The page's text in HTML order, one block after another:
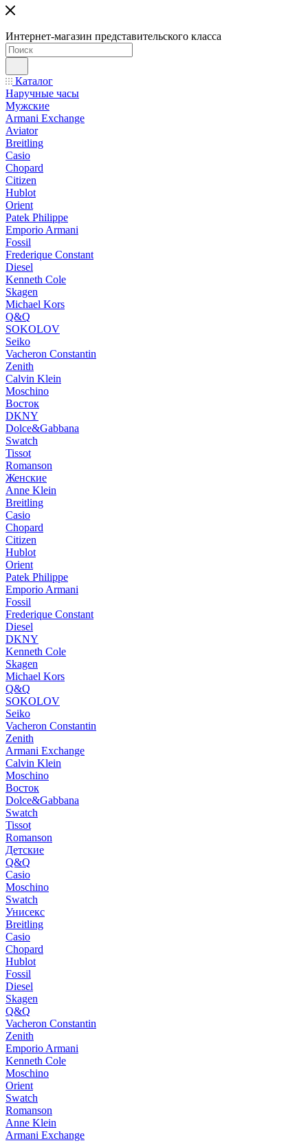
Интернет-магазин представительского класса
Каталог
Наручные часы
Мужские
Armani Exchange
Aviator
Breitling
Casio
Chopard
Citizen
Hublot
Orient
Patek Philippe
Emporio Armani
Fossil
Frederique Constant
Diesel
Kenneth Cole
Skagen
Michael Kors
Q&Q
SOKOLOV
Seiko
Vacheron Constantin
Zenith
Calvin Klein
Moschino
Восток
DKNY
Dolce&Gabbana
Swatch
Tissot
Romanson
Женские
Anne Klein
Breitling
Casio
Chopard
Citizen
Hublot
Orient
Patek Philippe
Emporio Armani
Fossil
Frederique Constant
Diesel
DKNY
Kenneth Cole
Skagen
Michael Kors
Q&Q
SOKOLOV
Seiko
Vacheron Constantin
Zenith
Armani Exchange
Calvin Klein
Moschino
Восток
Dolce&Gabbana
Swatch
Tissot
Romanson
Детские
Q&Q
Casio
Moschino
Swatch
Унисекс
Breitling
Casio
Chopard
Hublot
Fossil
Diesel
Skagen
Q&Q
Vacheron Constantin
Zenith
Emporio Armani
Kenneth Cole
Moschino
Orient
Swatch
Romanson
Anne Klein
Armani Exchange